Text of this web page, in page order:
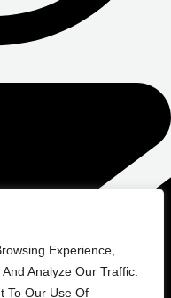
Experience,
Analyze Our Traffic.
To Our Use Of